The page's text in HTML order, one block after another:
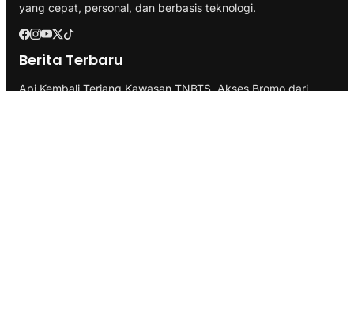
yang cepat, personal, dan berbasis teknologi.
Berita Terbaru
Api Kembali Terjang Kawasan TNBTS, Akses Bromo dari